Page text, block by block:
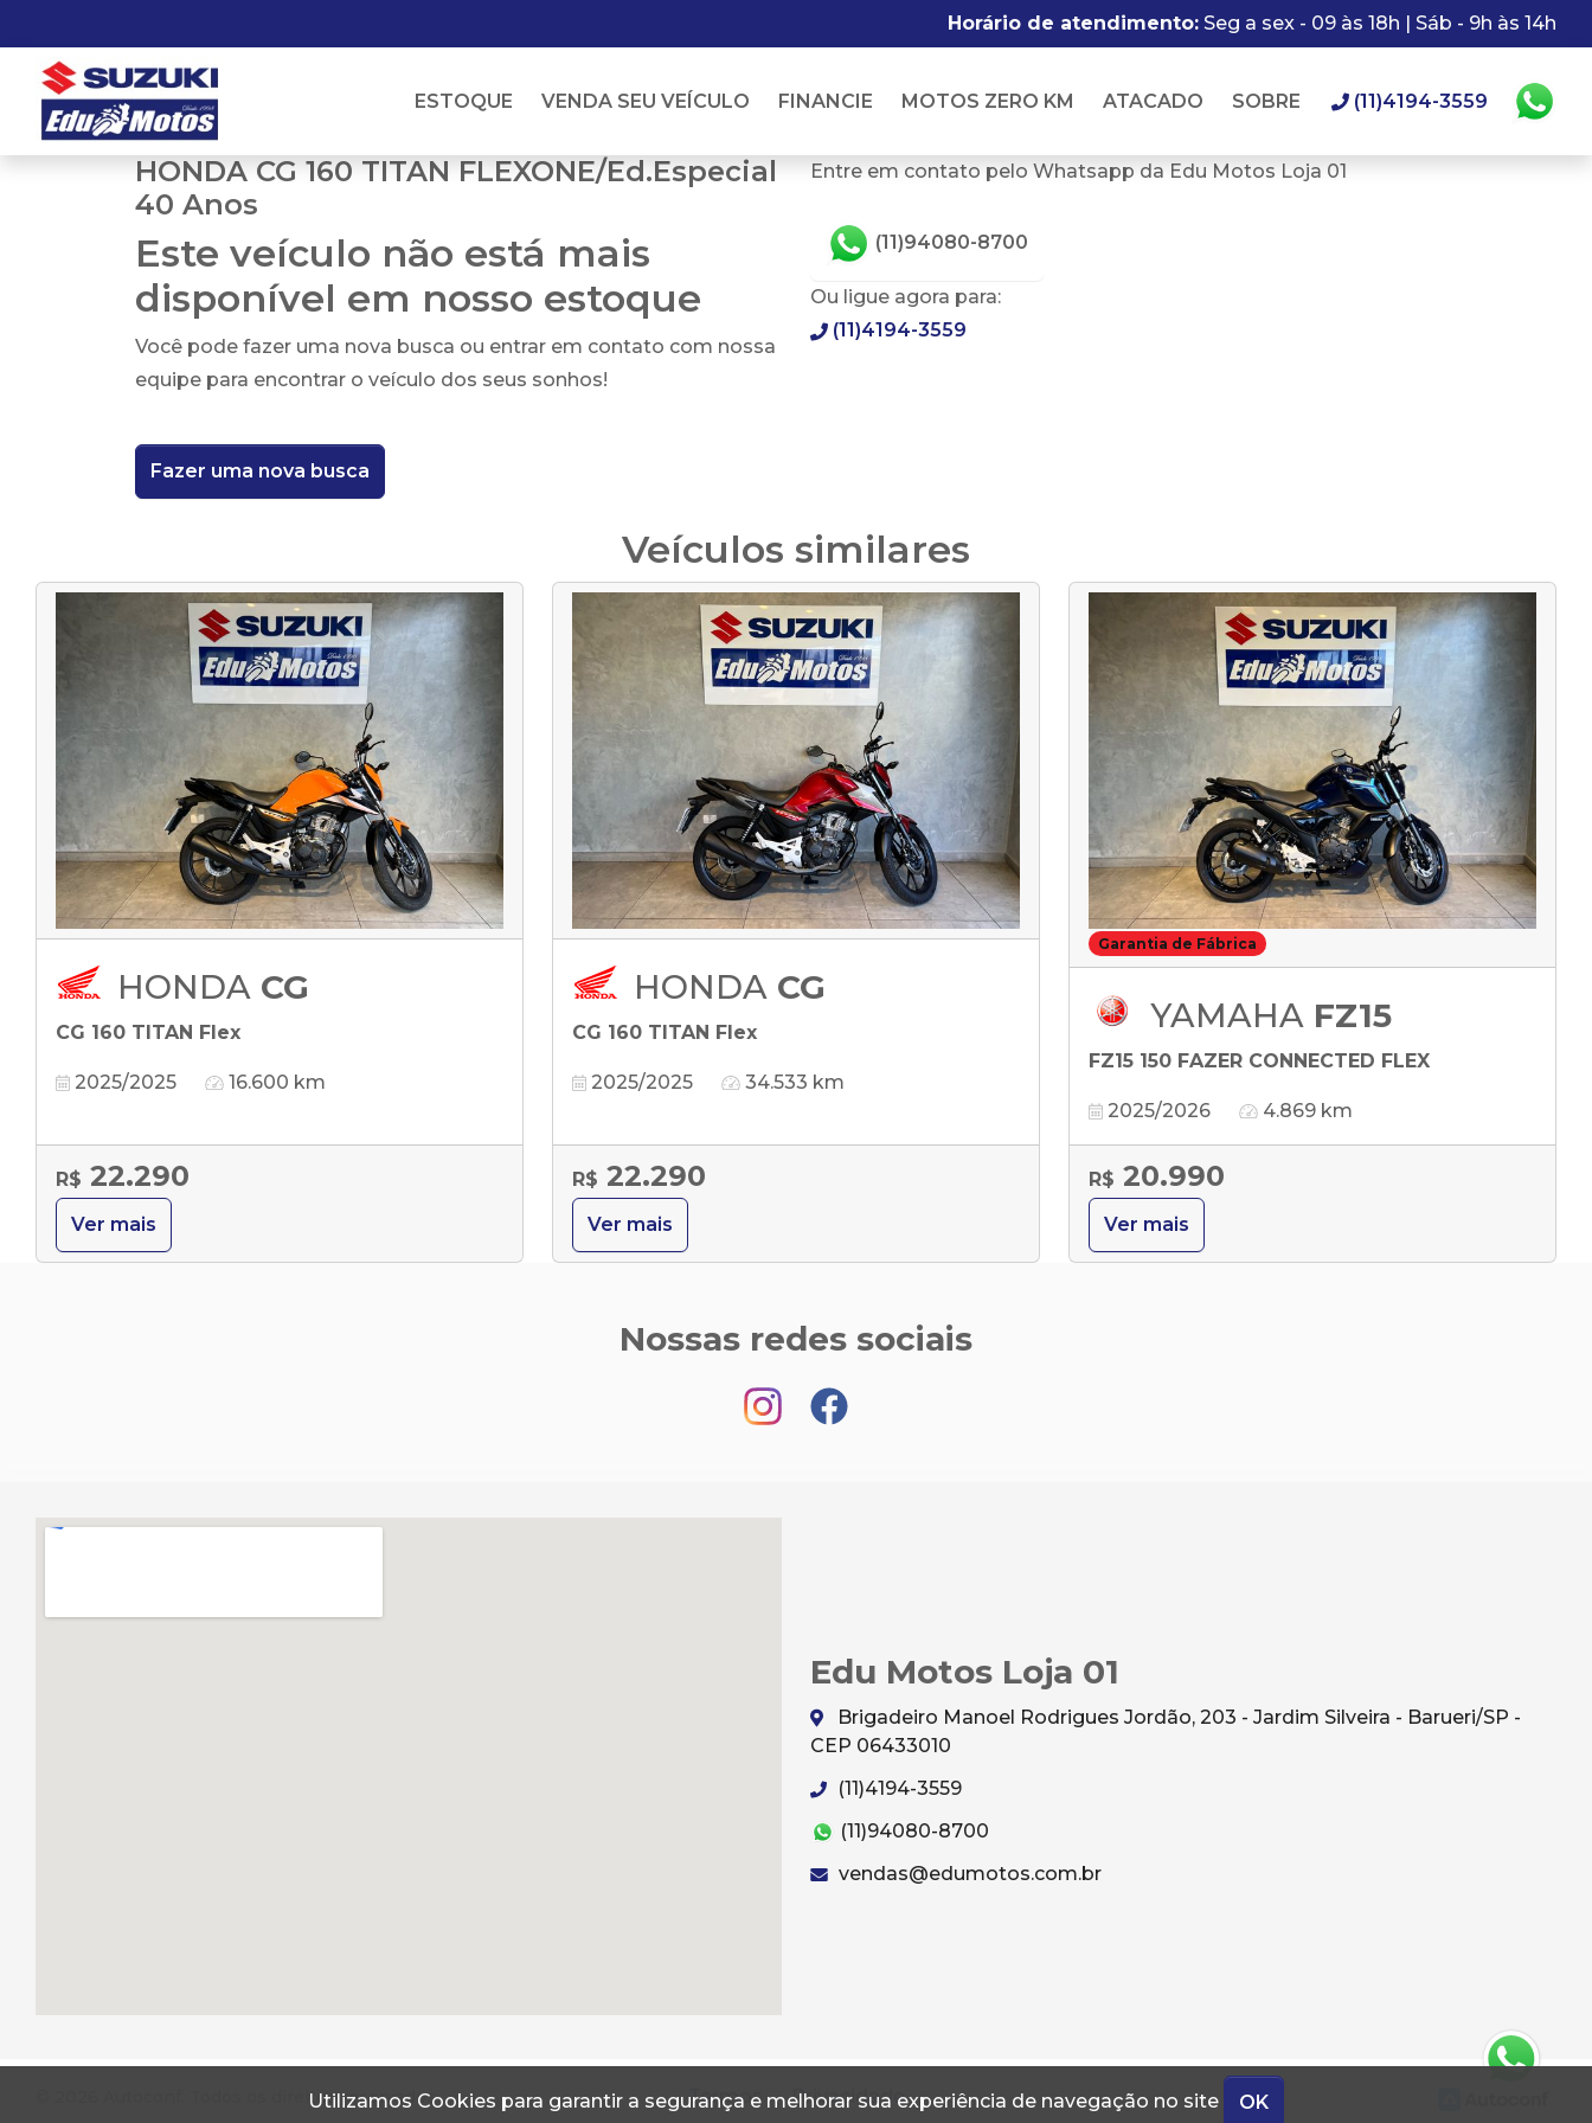
Utilizamos Cookies para garantir a segurança e melhorar sua experiência de navegação no site OK
Horário de atendimento: Seg a sex - 09 às 18h | Sáb - 9h às 14h
ESTOQUE VENDA SEU VEÍCULO FINANCIE MOTOS ZERO KM ATACADO SOBRE (11)4194-3559
HONDA CG 160 TITAN FLEXONE/Ed.Especial
40 Anos
Este veículo não está mais
disponível em nosso estoque
Você pode fazer uma nova busca ou entrar em contato com nossa
equipe para encontrar o veículo dos seus sonhos!
Fazer uma nova busca
Entre em contato pelo Whatsapp da Edu Motos Loja 01
(11)94080-8700
Ou ligue agora para:
(11)4194-3559
Veículos similares
HONDA CG
CG 160 TITAN Flex
2025/2025 16.600 km
R$ 22.290
Ver mais
HONDA CG
CG 160 TITAN Flex
2025/2025 34.533 km
R$ 22.290
Ver mais
Garantia de Fábrica
YAMAHA FZ15
FZ15 150 FAZER CONNECTED FLEX
2025/2026 4.869 km
R$ 20.990
Ver mais
Nossas redes sociais
Edu Motos Loja 01
Brigadeiro Manoel Rodrigues Jordão, 203 - Jardim Silveira - Barueri/SP -
CEP 06433010
(11)4194-3559
(11)94080-8700
vendas@edumotos.com.br
© 2026 Autoconf. Todos os direitos reservados. Termos Privacidade